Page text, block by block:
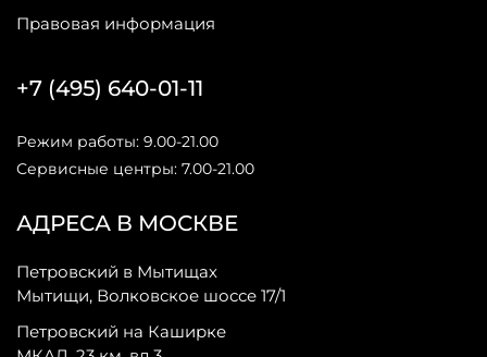
Правовая информация
АДРЕСА В МОСКВЕ
Петровский в Мытищах
Мытищи, Волковское шоссе 17/1
Петровский на Каширке
+7 (495) 640-01-11
Режим работы: 9.00-21.00
Сервисные центры: 7.00-21.00